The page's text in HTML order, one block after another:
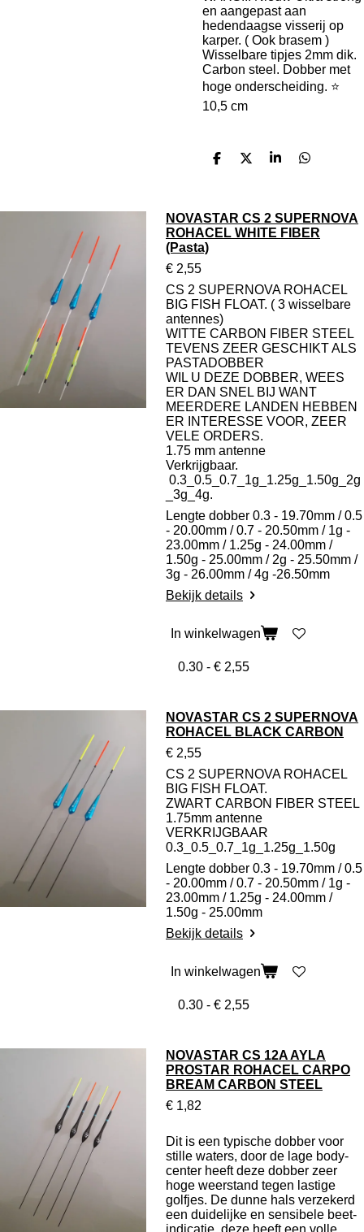
en aangepast aan
hedendaagse visserij op
karper. ( Ook brasem )
Wisselbare tipjes 2mm dik.
Carbon steel. Dobber met
hoge onderscheiding. ⭐
10,5 cm
D
n
D
S
e
D
n
NOVASTAR CS 2 SUPERNOVA
ROHACEL WHITE FIBER
(Pasta)
€ 2,55
CS 2 SUPERNOVA ROHACEL
BIG FISH FLOAT. ( 3 wisselbare
antennes)
WITTE CARBON FIBER STEEL
TEVENS ZEER GESCHIKT ALS
PASTADOBBER
WIL U DEZE DOBBER, WEES
ER DAN SNEL BIJ WANT
MEERDERE LANDEN HEBBEN
ER INTERESSE VOOR, ZEER
VELE ORDERS.
1.75 mm antenne
Verkrijgbaar.
0.3_0.5_0.7_1g_1.25g_1.50g_2g
_3g_4g.
Lengte dobber 0.3 - 19.70mm / 0.5
- 20.00mm / 0.7 - 20.50mm / 1g -
23.00mm / 1.25g - 24.00mm /
1.50g - 25.00mm / 2g - 25.50mm /
3g - 26.00mm / 4g -26.50mm
Bekijk details
In winkelwagen
NOVASTAR CS 2 SUPERNOVA
ROHACEL BLACK CARBON
€ 2,55
CS 2 SUPERNOVA ROHACEL
BIG FISH FLOAT.
ZWART CARBON FIBER STEEL
1.75mm antenne
VERKRIJGBAAR
0.3_0.5_0.7_1g_1.25g_1.50g
Lengte dobber 0.3 - 19.70mm / 0.5
- 20.00mm / 0.7 - 20.50mm / 1g -
23.00mm / 1.25g - 24.00mm /
1.50g - 25.00mm
Bekijk details
In winkelwagen
NOVASTAR CS 12A AYLA
PROSTAR ROHACEL CARPO
BREAM CARBON STEEL
€ 1,82
Dit is een typische dobber voor
stille waters, door de lage body-
center heeft deze dobber zeer
hoge weerstand tegen lastige
golfjes. De dunne hals verzekerd
een duidelijke en sensibele beet-
indicatie, deze heeft een volle